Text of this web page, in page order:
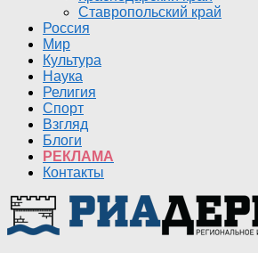
Ставропольский край
Россия
Мир
Культура
Наука
Религия
Спорт
Взгляд
Блоги
РЕКЛАМА
Контакты